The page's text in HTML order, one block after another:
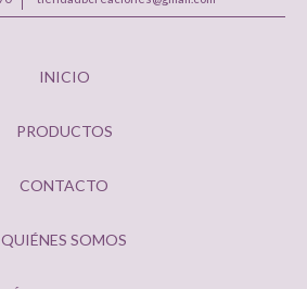
INICIO
PRODUCTOS
CONTACTO
QUIÉNES SOMOS